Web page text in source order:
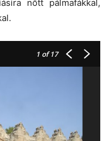
nőtt pálmafákkal,
1 of 17